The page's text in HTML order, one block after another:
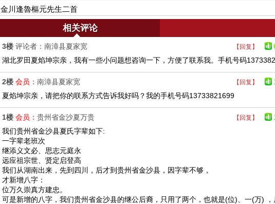
金川逢魯樞元先生二首
相关评论
【回复】
3楼 评论者：南漳县夏家宽
湖北罗田夏焰坤宗亲，我有一些小问题想咨询一下，方便了联系我。手机号码
【回复】
2楼 会员： 南漳县夏家宽
夏焰坤宗亲，请把你的联系方式告诉我好吗？我的手机号码13733821699
【回复】
1楼 会员： 贵州省金沙夏万贵
我们贵州省金沙县夏氏字辈如下:
一字辈老班次
继添义文必、思志元庭永
远应祖宗世、贤定启登高
我们从湖南出来，先到四川，后才到贵州省金沙县，因字辈不够，
才新增八字：
位万久崇真方建忠。
可是新增的八字，我们贵州省金沙县的继公后裔，只用了两个，也就是(位)、一(万)